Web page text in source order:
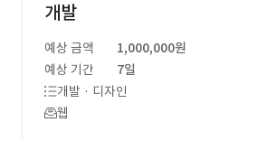
개발
예상 금액
1,000,000원
예상 기간
7일
개발 · 디자인
웹